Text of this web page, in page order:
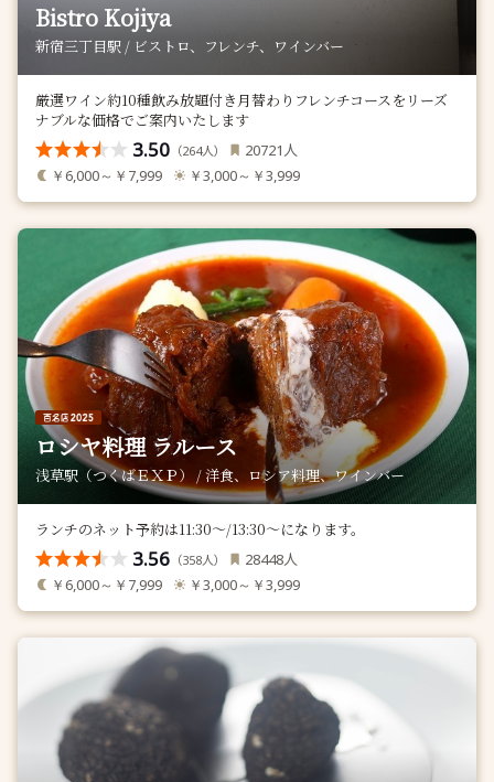
Bistro Kojiya
新宿三丁目駅 / ビストロ、フレンチ、ワインバー
厳選ワイン約10種飲み放題付き月替わりフレンチコースをリーズ
ナブルな価格でご案内いたします
3.50 （264人） 20721 人
￥6,000～￥7,999 ￥3,000～￥3,999
ロシヤ料理 ラルース
浅草駅（つくばＥＸＰ） / 洋食、ロシア料理、ワインバー
ランチのネット予約は11:30～/13:30～になります。
3.56 （358人） 28448人
￥6,000～￥7,999 ￥3,000～￥3,999